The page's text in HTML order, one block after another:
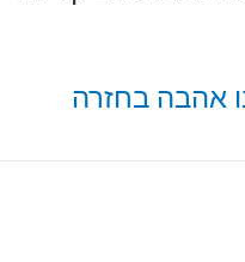
אהבה בחזרה